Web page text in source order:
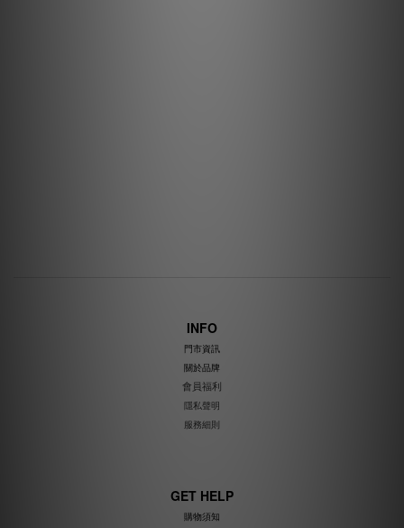
INFO
門市資訊
關於品牌
會員福利
隱私聲明
服務細則
GET HELP
購物須知